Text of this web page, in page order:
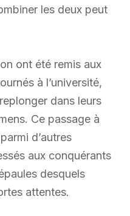
les deux peut
ont été remis aux
à l’université,
dans leurs
Ce passage à
d’autres
aux conquérants
desquels
attentes.